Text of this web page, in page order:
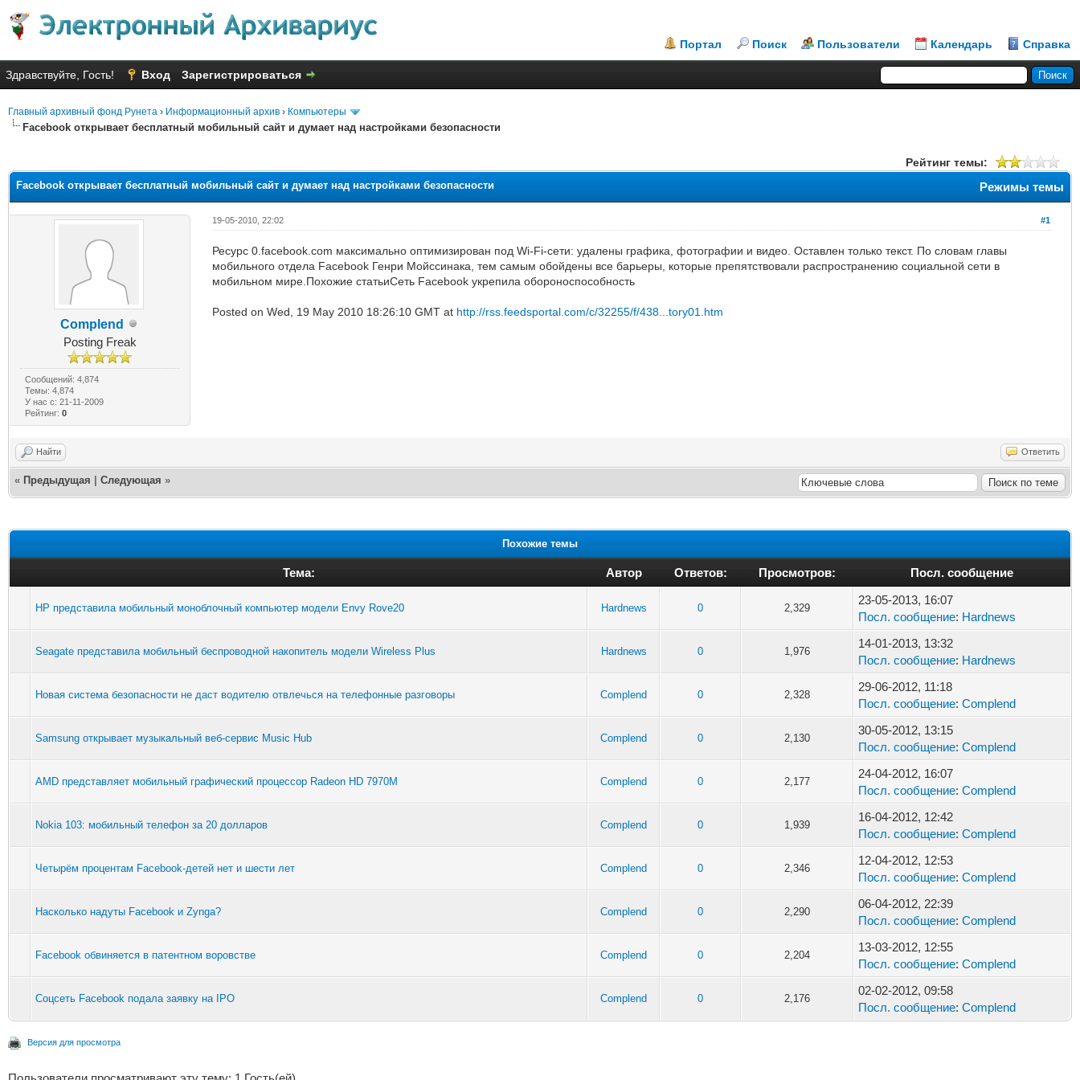
Портал Поиск Пользователи Календарь Справка
Здравствуйте, Гость! Вход Зарегистрироваться
Главный архивный фонд Рунета › Информационный архив › Компьютеры
Facebook открывает бесплатный мобильный сайт и думает над настройками безопасности
Рейтинг темы:
Режимы темы
Facebook открывает бесплатный мобильный сайт и думает над настройками безопасности
Complend
Posting Freak
Сообщений: 4,874
Темы: 4,874
У нас с: 21-11-2009
Рейтинг:0
#1
19-05-2010, 22:02
Ресурс 0.facebook.com максимально оптимизирован под Wi-Fi-сети: удалены графика, фотографии и видео. Оставлен только текст. По словам главы
мобильного отдела Facebook Генри Мойссинака, тем самым обойдены все барьеры, которые препятствовали распространению социальной сети в
мобильном мире.Похожие статьиСеть Facebook укрепила обороноспособность
Posted on Wed, 19 May 2010 18:26:10 GMT at http://rss.feedsportal.com/c/32255/f/438...tory01.htm
Найти Ответить
« Предыдущая Следующая »
Похожие темы
Тема: Автор Ответов: Просмотров: Посл. сообщение
HP представила мобильный моноблочный компьютер модели Envy Rove20 Hardnews 0 2,329
23-05-2013, 16:07
Посл. сообщение: Hardnews
Seagate представила мобильный беспроводной накопитель модели Wireless Plus Hardnews 0 1,976
14-01-2013, 13:32
Посл. сообщение: Hardnews
Новая система безопасности не даст водителю отвлечься на телефонные разговоры Complend 0 2,328
29-06-2012, 11:18
Посл. сообщение: Complend
Samsung открывает музыкальный веб-сервис Music Hub Complend 0 2,130
30-05-2012, 13:15
Посл. сообщение: Complend
AMD представляет мобильный графический процессор Radeon HD 7970M Complend 0 2,177
24-04-2012, 16:07
Посл. сообщение: Complend
Nokia 103: мобильный телефон за 20 долларов Complend 0 1,939
16-04-2012, 12:42
Посл. сообщение: Complend
Четырём процентам Facebook-детей нет и шести лет Complend 0 2,346
12-04-2012, 12:53
Посл. сообщение: Complend
Насколько надуты Facebook и Zynga? Complend 0 2,290
06-04-2012, 22:39
Посл. сообщение: Complend
Facebook обвиняется в патентном воровстве Complend 0 2,204
13-03-2012, 12:55
Посл. сообщение: Complend
Соцсеть Facebook подала заявку на IPO‎ Complend 0 2,176
02-02-2012, 09:58
Посл. сообщение: Complend
Версия для просмотра